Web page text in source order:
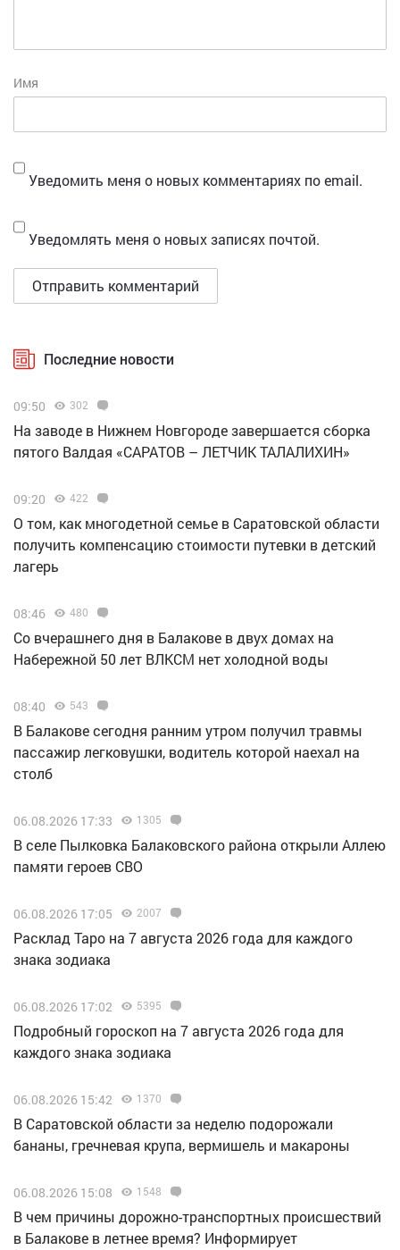
Имя
Уведомить меня о новых комментариях по email.
Уведомлять меня о новых записях почтой.
Последние новости
09:50 302
Н️а заводе в Нижнем Новгороде завершается сборка
пятого Валдая «САРАТОВ – ЛЕТЧИК ТАЛАЛИХИН»
09:20 422
О том, как многодетной семье в Саратовской области
получить компенсацию стоимости путевки в детский
лагерь
08:46 480
Со вчерашнего дня в Балакове в двух домах на
Набережной 50 лет ВЛКСМ нет холодной воды
08:40 543
В Балакове сегодня ранним утром получил травмы
пассажир легковушки, водитель которой наехал на
столб
06.08.2026 17:33 1305
В селе Пылковка Балаковского района открыли Аллею
памяти героев СВО
06.08.2026 17:05 2007
Расклад Таро на 7 августа 2026 года для каждого
знака зодиака
06.08.2026 17:02 5395
Подробный гороскоп на 7 августа 2026 года для
каждого знака зодиака
06.08.2026 15:42 1370
В Саратовской области за неделю подорожали
бананы, гречневая крупа, вермишель и макароны
06.08.2026 15:08 1548
В чем причины дорожно-транспортных происшествий
в Балакове в летнее время? Информирует